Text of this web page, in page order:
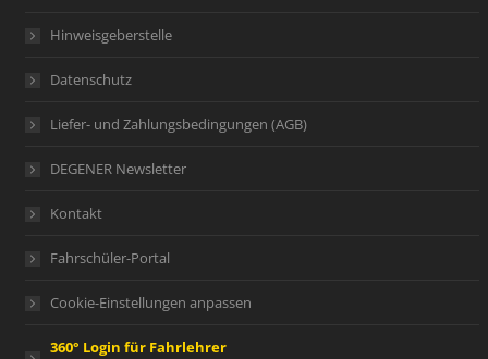
Hinweisgeberstelle
Datenschutz
Liefer- und Zahlungsbedingungen (AGB)
DEGENER Newsletter
Kontakt
Fahrschüler-Portal
Cookie-Einstellungen anpassen
360° Login für Fahrlehrer